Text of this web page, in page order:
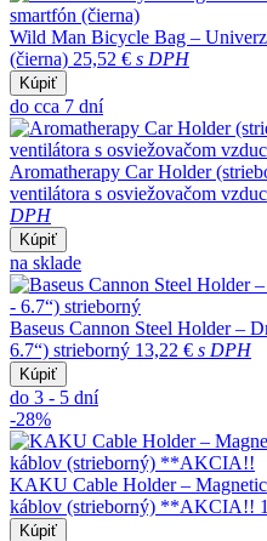
Wild Man Bicycle Bag –
(čierna) 25,52 € s DPH
Kúpiť
do cca 7 dní
Aromatherapy Car Holder
ventilátora s osviežovačom
DPH
Kúpiť
na sklade
Baseus Cannon Steel Holder –
6.7“) strieborný 13,22 € s DPH
Kúpiť
do 3 - 5 dní
-28%
KAKU Cable Holder –
káblov (strieborný) **AKCIA!!
Kúpiť